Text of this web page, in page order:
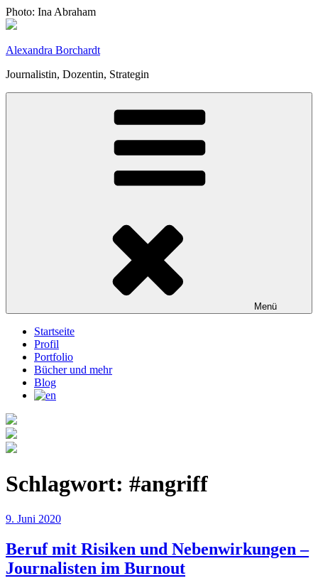
Zum
Inhalt
Photo: Ina Abraham
Alexandra Borchardt
Journalistin, Dozentin, Strategin
Menü
Startseite
Profil
Portfolio
Bücher und mehr
Blog
Schlagwort: #angriff
Veröffentlicht
9. Juni 2020
Beruf mit Risiken und Nebenwirkungen –
Journalisten im Burnout